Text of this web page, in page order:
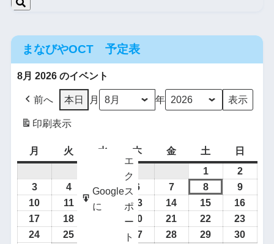
まなびやOCT 予定表
8月 2026 のイベント
前へ 本日 月 年
印刷表示
Google
に
エ
ク
ス
ポ
ー
ト
月 火 水 木 金 土
日
1
2
3
4 5 6 7 8
9
10
11 12 13 14 15
16
17
18 20 21 22
23
24
25 27 28 29
30